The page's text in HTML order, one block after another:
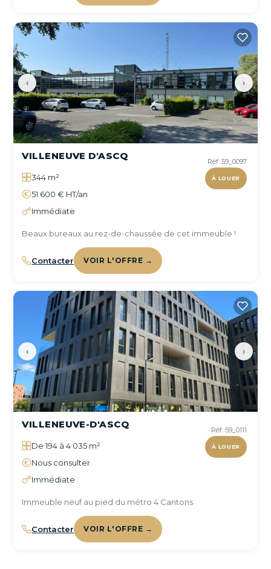
‹ ›
Réf. 59_0097
À LOUER
VILLENEUVE D'ASCQ
344 m²
51 600 € HT/an
Immédiate
Beaux bureaux au rez-de-chaussée de cet immeuble !
Contacter VOIR L'OFFRE →
‹ ›
Réf. 59_0111
À LOUER
VILLENEUVE-D'ASCQ
De 194 à 4 035 m²
Nous consulter
Immédiate
Immeuble neuf au pied du métro 4 Cantons
Contacter VOIR L'OFFRE →